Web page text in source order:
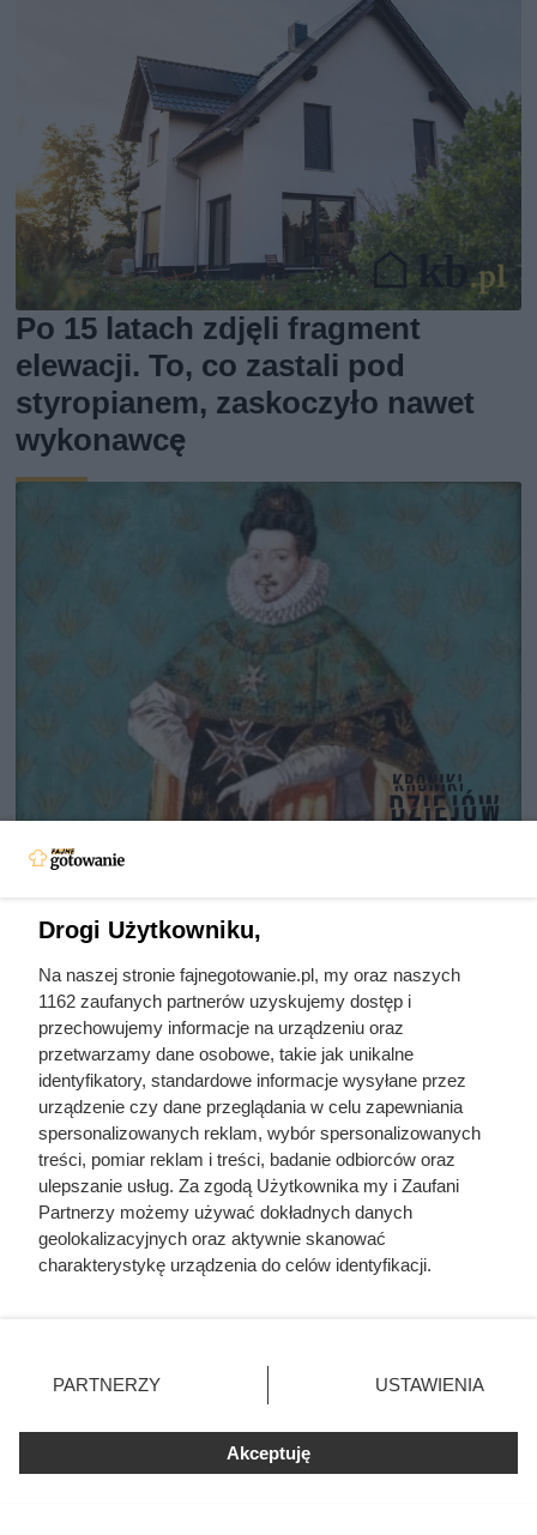
Po 15 latach zdjęli fragment
elewacji. To, co zastali pod
styropianem, zaskoczyło nawet
wykonawcę
Sprowadzał prostytutki na Wawel,
Anną. Ten polski król był wielką
porażką
Nie harówka była najgorsza.
Prawdziwy koszmar chłopek
Drogi Użytkowniku,
Na naszej stronie fajnegotowanie.pl, my oraz naszych
1162 zaufanych partnerów uzyskujemy dostęp i
przechowujemy informacje na urządzeniu oraz
przetwarzamy dane osobowe, takie jak unikalne
identyfikatory, standardowe informacje wysyłane przez
urządzenie czy dane przeglądania w celu zapewniania
spersonalizowanych reklam, wybór spersonalizowanych
treści, pomiar reklam i treści, badanie odbiorców oraz
ulepszanie usług. Za zgodą Użytkownika my i Zaufani
Partnerzy możemy używać dokładnych danych
geolokalizacyjnych oraz aktywnie skanować
charakterystykę urządzenia do celów identyfikacji.
zmienić/wycofać klikając przycisk ustawień prywatności
znajdujący się w lewym dolnym rogu strony
rodzaje przetwarzania danych nie wymagają zgody
użytkownika, ale masz prawo sprzeciwić się takiemu
przetwarzaniu. Preferencje będą miały zastosowania tylko
PARTNERZY USTAWIENIA
Akceptuję